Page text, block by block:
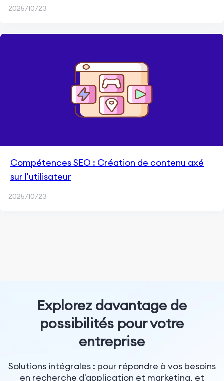
2025/10/23
Compétences SEO : Création de contenu axé
sur l'utilisateur
2025/10/23
Explorez davantage de
possibilités pour votre
entreprise
Solutions intégrales : pour répondre à vos besoins
en recherche d'application et marketing, et